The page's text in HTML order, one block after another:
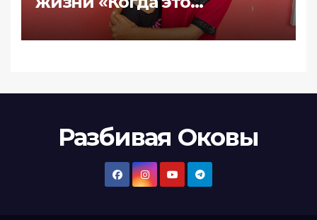
произошло последний
раз?»
Разбивая Оковы